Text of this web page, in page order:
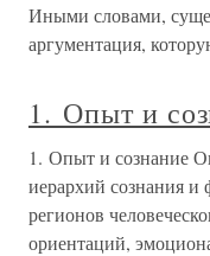
Иными словами,
аргументация,
1. Опыт и
1. Опыт и сознание
иерархий сознания
регионов
ориентаций,